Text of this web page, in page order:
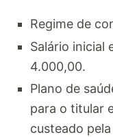
Regime de
Salário inicial
4.000,00.
Plano de
para o titular
custeado